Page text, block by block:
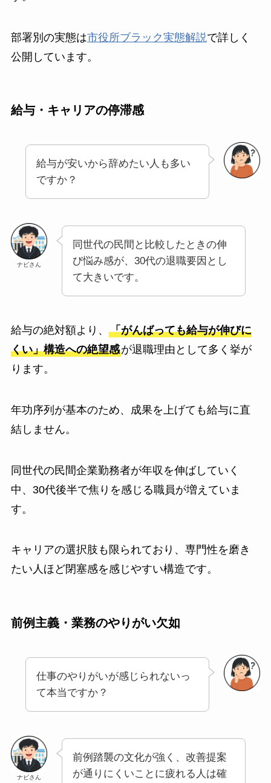
部署別の実態は市役所ブラック実態解説で詳しく
公開しています。
給与・キャリアの停滞感
給与が安いから辞めたい人も多い
ですか？
ナビさん
同世代の民間と比較したときの伸
び悩み感が、30代の退職要因とし
て大きいです。
給与の絶対額より、 「がんばっても給与が伸びに
くい」構造への絶望感が退職理由として多く挙が
ります。
年功序列が基本のため、成果を上げても給与に直
結しません。
同世代の民間企業勤務者が年収を伸ばしていく
中、30代後半で焦りを感じる職員が増えていま
す。
キャリアの選択肢も限られており、専門性を磨き
たい人ほど閉塞感を感じやすい構造です。
前例主義・業務のやりがい欠如
仕事のやりがいが感じられないっ
て本当ですか？
ナビさん
前例踏襲の文化が強く、改善提案
が通りにくいことに疲れる人は確